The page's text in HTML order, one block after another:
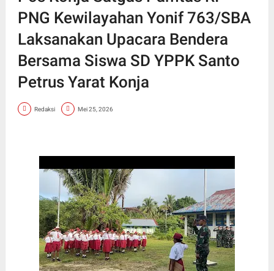
PNG Kewilayahan Yonif 763/SBA
Laksanakan Upacara Bendera
Bersama Siswa SD YPPK Santo
Petrus Yarat Konja
Redaksi Mei 25, 2026